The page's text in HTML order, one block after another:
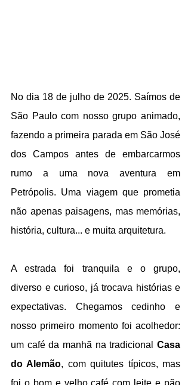
No dia 18 de julho de 2025. Saímos de
São Paulo com nosso grupo animado,
fazendo a primeira parada em São José
dos Campos antes de embarcarmos
rumo a uma nova aventura em
Petrópolis. Uma viagem que prometia
não apenas paisagens, mas memórias,
história, cultura... e muita arquitetura.
A estrada foi tranquila e o grupo,
diverso e curioso, já trocava histórias e
expectativas. Chegamos cedinho e
nosso primeiro momento foi acolhedor:
um café da manhã na tradicional Casa
do Alemão, com quitutes típicos, mas
foi o bom e velho café com leite e pão